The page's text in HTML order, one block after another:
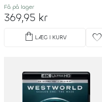
Få på lager
369,95 kr
shopping_bag LÆG I KURV favorite